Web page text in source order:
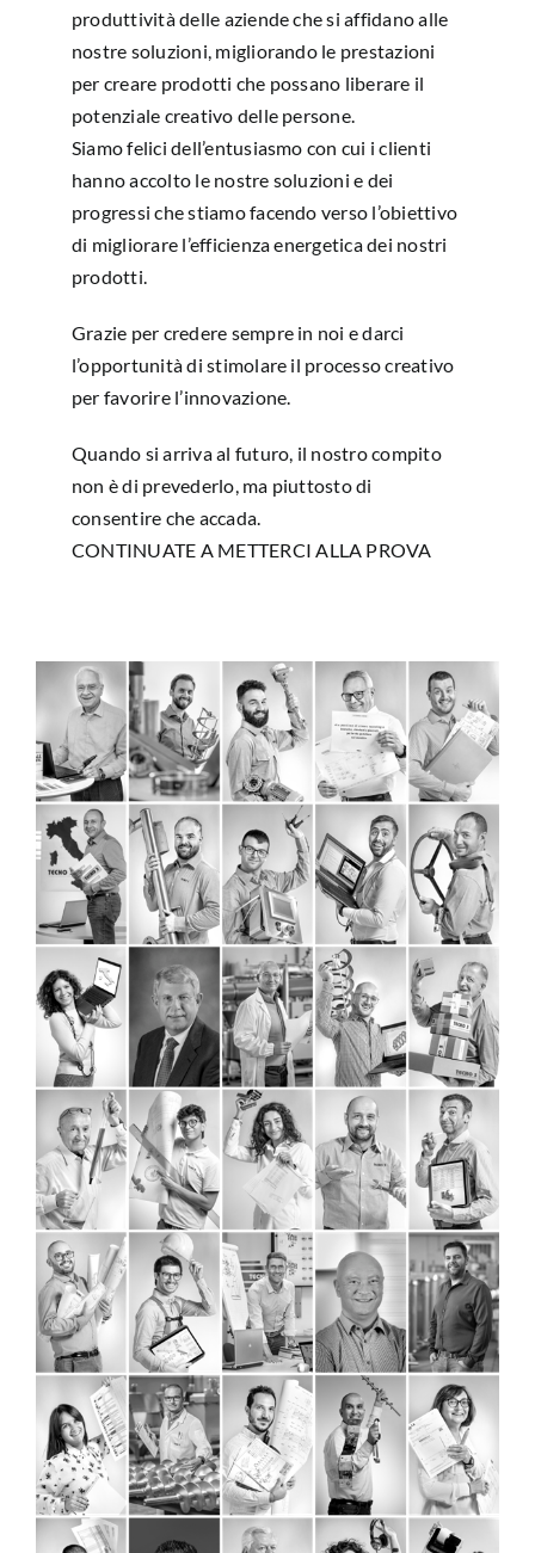
produttività delle aziende che si affidano alle
nostre soluzioni, migliorando le prestazioni
per creare prodotti che possano liberare il
potenziale creativo delle persone.
Siamo felici dell’entusiasmo con cui i clienti
hanno accolto le nostre soluzioni e dei
progressi che stiamo facendo verso l’obiettivo
di migliorare l’efficienza energetica dei nostri
prodotti.
Grazie per credere sempre in noi e darci
l’opportunità di stimolare il processo creativo
per favorire l’innovazione.
Quando si arriva al futuro, il nostro compito
non è di prevederlo, ma piuttosto di
consentire che accada.
CONTINUATE A METTERCI ALLA PROVA